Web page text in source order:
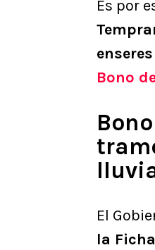
Es por
Bono
El
la